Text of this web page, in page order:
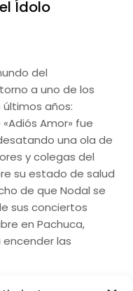
Ídolo
del
a uno de los
años:
Amor» fue
una ola de
y colegas del
su estado de salud
de que Nodal se
sus conciertos
en Pachuca,
las